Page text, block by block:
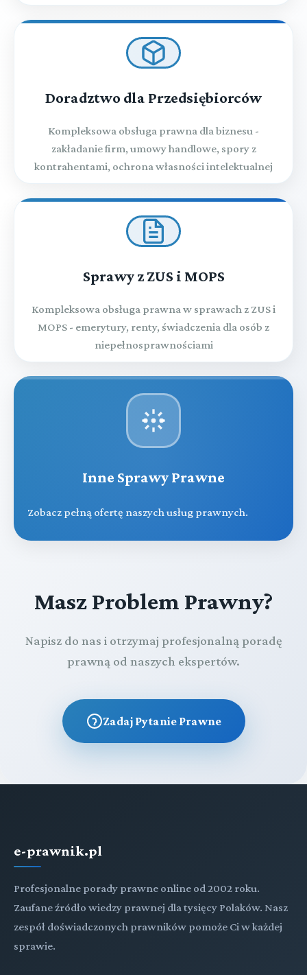
Doradztwo dla Przedsiębiorców
Kompleksowa obsługa prawna dla biznesu -
zakładanie firm, umowy handlowe, spory z
kontrahentami, ochrona własności intelektualnej
Sprawy z ZUS i MOPS
Kompleksowa obsługa prawna w sprawach z ZUS i
MOPS - emerytury, renty, świadczenia dla osób z
niepełnosprawnościami
Inne Sprawy Prawne
Zobacz pełną ofertę naszych usług prawnych.
Masz Problem Prawny?
Napisz do nas i otrzymaj profesjonalną poradę
prawną od naszych ekspertów.
Zadaj Pytanie Prawne
e-prawnik.pl
Profesjonalne porady prawne online od 2002 roku.
Zaufane źródło wiedzy prawnej dla tysięcy Polaków. Nasz
zespół doświadczonych prawników pomoże Ci w każdej
sprawie.